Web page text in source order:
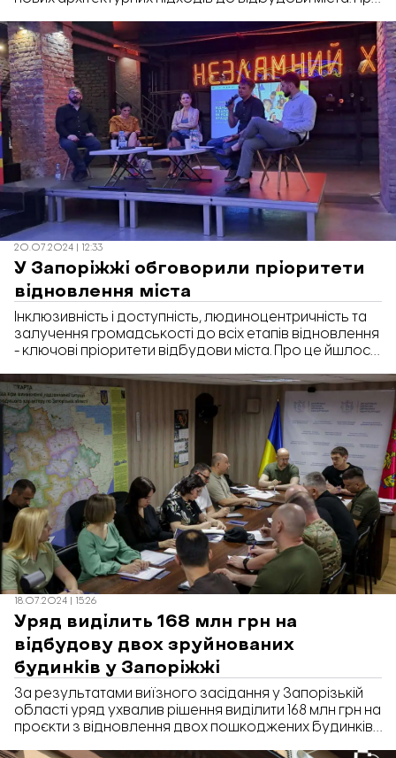
20.07.2024 | 12:33
У Запоріжжі обговорили пріоритети
відновлення міста
Інклюзивність і доступність, людиноцентричність та
залучення громадськості до всіх етапів відновлення
- ключові пріоритети відбудови міста. Про це йшлося
Як робити краще, ніж було», повідомляє «Відбудова.
Запоріжжя».
18.07.2024 | 15:26
Уряд виділить 168 млн грн на
відбудову двох зруйнованих
будинків у Запоріжжі
За результатами виїзного засідання у Запорізькій
області уряд ухвалив рішення виділити 168 млн грн на
проєкти з відновлення двох пошкоджених будинків